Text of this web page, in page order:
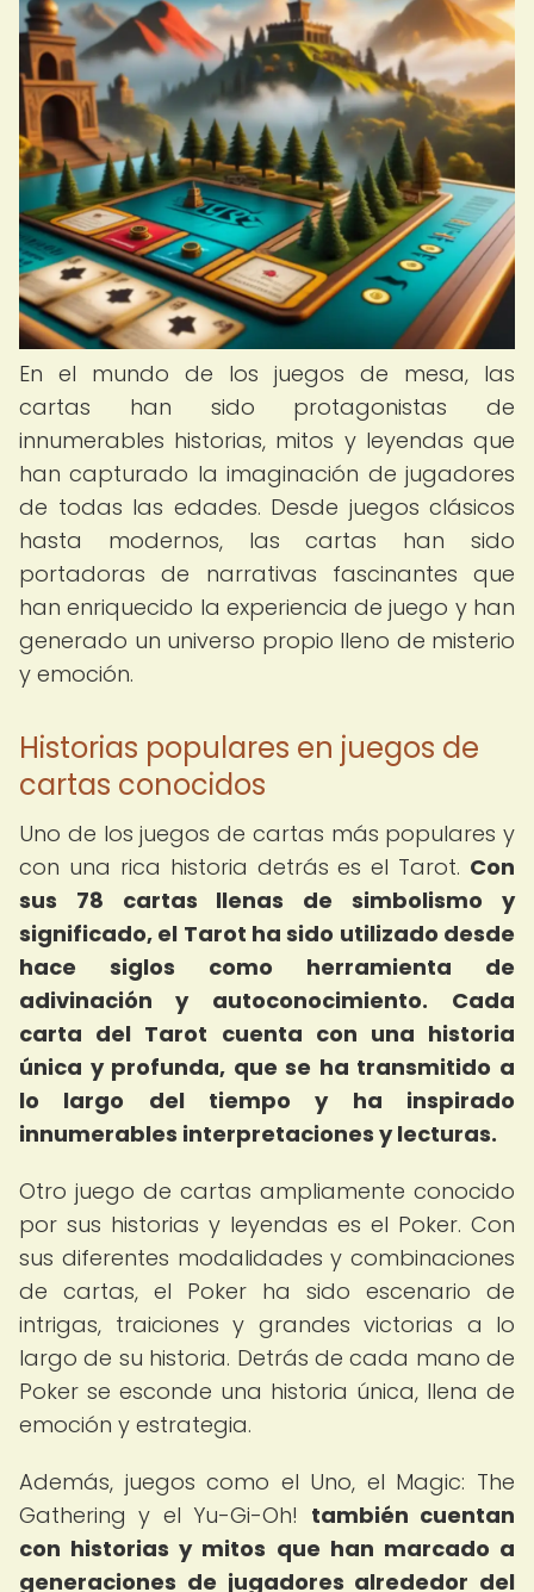
En el mundo de los juegos de mesa, las
cartas han sido protagonistas de
innumerables historias, mitos y leyendas que
han capturado la imaginación de jugadores
de todas las edades. Desde juegos clásicos
hasta modernos, las cartas han sido
portadoras de narrativas fascinantes que
han enriquecido la experiencia de juego y han
generado un universo propio lleno de misterio
y emoción.
Historias populares en juegos de
cartas conocidos
Uno de los juegos de cartas más populares y
con una rica historia detrás es el Tarot. Con
sus 78 cartas llenas de simbolismo y
significado, el Tarot ha sido utilizado desde
hace siglos como herramienta de
adivinación y autoconocimiento.
Cada
carta del Tarot cuenta con una historia
única y profunda, que se ha transmitido a
lo largo del tiempo y ha inspirado
innumerables interpretaciones y lecturas.
Otro juego de cartas ampliamente conocido
por sus historias y leyendas es el Poker. Con
sus diferentes modalidades y combinaciones
de cartas, el Poker ha sido escenario de
intrigas, traiciones y grandes victorias a lo
largo de su historia. Detrás de cada mano de
Poker se esconde una historia única, llena de
emoción y estrategia.
Además, juegos como el Uno, el Magic: The
Gathering y el Yu-Gi-Oh! también cuentan
con historias y mitos que han marcado a
generaciones de jugadores alrededor del